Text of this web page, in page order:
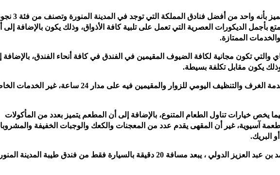
وسنجد أن فندق طيبة المدينة، يتميز بأنه واحد من أفضل فنادق
بأجمل الديكورات العصرية التي تعمل على تلبية كافة الأذواق، وذلك يكون بالإضافة إلى
الممتازة.
والتي تكون مجانية لكافة الضيوف المقيمين في الفندق في كافة أنحاء الفندق، بالإضافة
يكون مقابل تكلفة بسيطة.
بالإضافة إلى ذلك يقدم الفندق خدمة الغرف والتنظيف اليومي للزوار والمقيمين فيه على مدار 24 ساعة، غير
يخص خيارات تناول الطعام المتنوع، بالإضافة إلى أن المطعم يتميز بعدد من المأكولات
آسيوية، غير أن المقهى يقدم عدد من المعجنات والكعك والوجبات الخفيفة
البريك.
وسنجد أيضًا أن مطار الأمير محمد بن عبد العزيز الدولي ، يبعد مسافة 20 دقيقة بالسيارة فقط من فندق طيبة